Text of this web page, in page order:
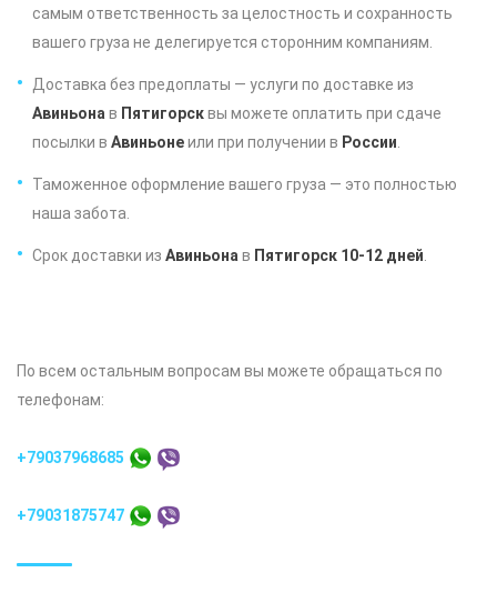
самым ответственность за целостность и сохранность
вашего груза не делегируется сторонним компаниям.
Доставка без предоплаты — услуги по доставке из
Авиньона в Пятигорсквы можете оплатить при сдаче
посылки в Авиньонеили при получении в России
Таможенное оформление вашего груза — это полностью
наша забота.
Срок доставки из Авиньона в Пятигорск 10-12 дней
По всем остальным вопросам вы можете обращаться по
телефонам:
+79037968685
+79031875747